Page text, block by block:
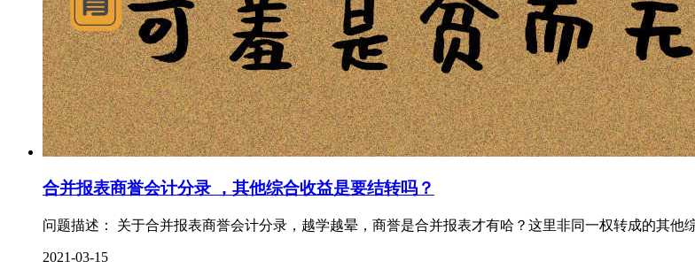
合并报表商誉会计分录 ，其他综合收益是要结转吗？
问题描述： 关于合并报表商誉会计分录，越学越晕，商誉是合并报表才有哈？这里非同一权转成的其他
2021-03-15